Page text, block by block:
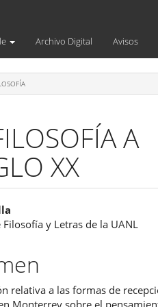
Archivo Digital Avisos
A
XX
Filosofía y Letras de la UANL
relativa a las formas de
Monterrey sobre el